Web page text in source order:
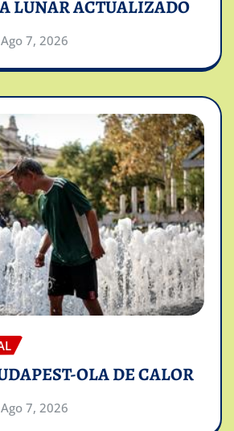
LUNAR ACTUALIZADO
Ago 7, 2026
OLA DE CALOR
Ago 7, 2026